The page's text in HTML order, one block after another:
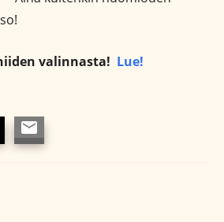
valinnasta! Lue!